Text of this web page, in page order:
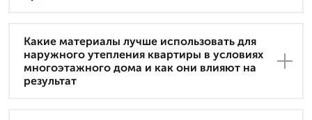
Какие материалы лучше использовать для
наружного утепления квартиры в условиях
многоэтажного дома и как они влияют на
результат